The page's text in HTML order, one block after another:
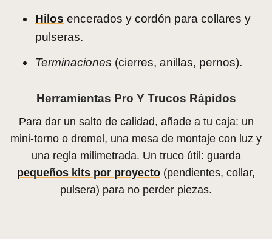
Hilos encerados y cordón para collares y
pulseras.
Terminaciones (cierres, anillas, pernos).
Herramientas Pro Y Trucos Rápidos
Para dar un salto de calidad, añade a tu caja: un
mini-torno o dremel, una mesa de montaje con luz y
una regla milimetrada. Un truco útil: guarda
pequeños kits por proyecto (pendientes, collar,
pulsera) para no perder piezas.